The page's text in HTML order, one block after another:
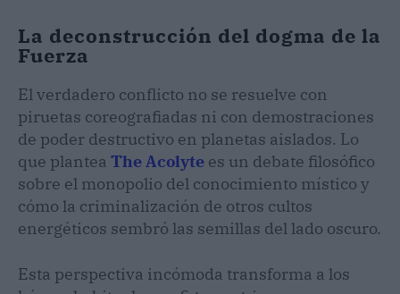
La deconstrucción del dogma de la
Fuerza
El verdadero conflicto no se resuelve con
piruetas coreografiadas ni con demostraciones
de poder destructivo en planetas aislados. Lo
que plantea The Acolyte es un debate filosófico
sobre el monopolio del conocimiento místico y
cómo la criminalización de otros cultos
energéticos sembró las semillas del lado oscuro.
Esta perspectiva incómoda transforma a los